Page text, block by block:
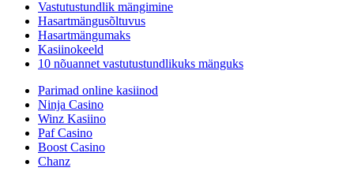
Vastutustundlik mängimine
Hasartmängusõltuvus
Hasartmängumaks
Kasiinokeeld
10 nõuannet vastutustundlikuks mänguks
Parimad online kasiinod
Ninja Casino
Winz Kasiino
Paf Casino
Boost Casino
Chanz